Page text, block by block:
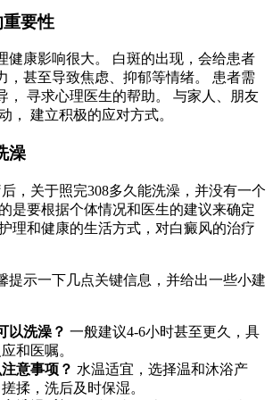
要性
健康影响很大。 白斑的出现，会给患者
，甚至导致焦虑、抑郁等情绪。 患者需
， 寻求心理医生的帮助。 与家人、朋友
， 建立积极的应对方式。
澡
，关于照完308多久能洗澡，并没有一个
是要根据个体情况和医生的建议来确定
理和健康的生活方式，对白癜风的治疗
提示一下几点关键信息，并给出一些小建
以洗澡？ 一般建议4-6小时甚至更久，具
和医嘱。
意事项？ 水温适宜，选择温和沐浴产
揉，洗后及时保湿。